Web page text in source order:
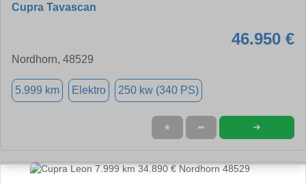
Cupra Tavascan
46.950 €
Nordhorn, 48529
5.999 km Elektro 250 kw (340 PS)
★ ➦ ➜